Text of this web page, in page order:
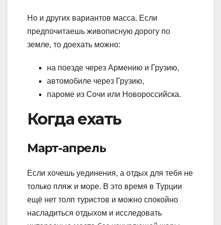
Но и других вариантов масса. Если
предпочитаешь живописную дорогу по
земле, то доехать можно:
на поезде через Армению и Грузию,
автомобиле через Грузию,
пароме из Сочи или Новороссийска.
Когда ехать
Март-апрель
Если хочешь уединения, а отдых для тебя не
только пляж и море. В это время в Турции
ещё нет толп туристов и можно спокойно
насладиться отдыхом и исследовать